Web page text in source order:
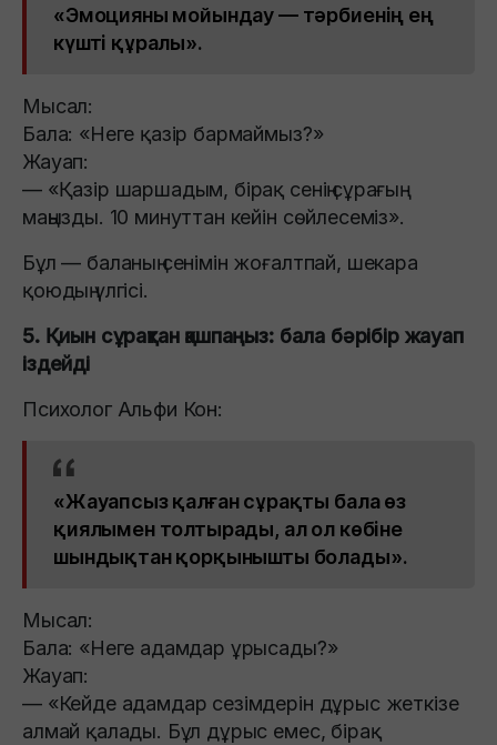
«Эмоцияны мойындау — тәрбиенің ең
күшті құралы».
Мысал:
Бала: «Неге қазір бармаймыз?»
Жауап:
— «Қазір шаршадым, бірақ сенің сұрағың
маңызды. 10 минуттан кейін сөйлесеміз».
Бұл — баланың сенімін жоғалтпай, шекара
қоюдың үлгісі.
5. Қиын сұрақтан қашпаңыз: бала бәрібір жауап
іздейді
Психолог Альфи Кон:
«Жауапсыз қалған сұрақты бала өз
қиялымен толтырады, ал ол көбіне
шындықтан қорқынышты болады».
Мысал:
Бала: «Неге адамдар ұрысады?»
Жауап:
— «Кейде адамдар сезімдерін дұрыс жеткізе
алмай қалады. Бұл дұрыс емес, бірақ